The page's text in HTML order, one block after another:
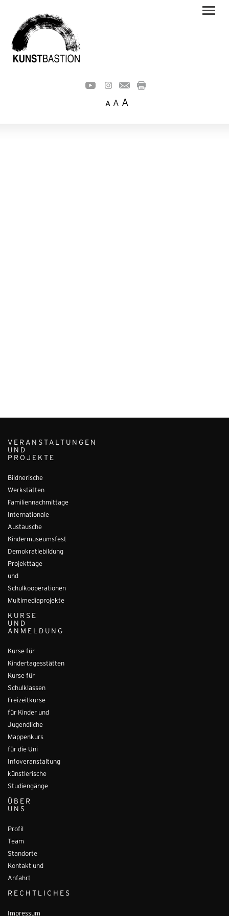
A A A
VERANSTALTUNGEN
UND
PROJEKTE
Bildnerische
Werkstätten
Familiennachmittage
Internationale
Austausche
Kindermuseumsfest
Demokratiebildung
Projekttage
und
Schulkooperationen
Multimediaprojekte
KURSE
UND
ANMELDUNG
Kurse für
Kindertagesstätten
Kurse für
Schulklassen
Freizeitkurse
für Kinder und
Jugendliche
Mappenkurs
für die Uni
Infoveranstaltung
künstlerische
Studiengänge
ÜBER
UNS
Profil
Team
Standorte
Kontakt und
Anfahrt
RECHTLICHES
Impressum